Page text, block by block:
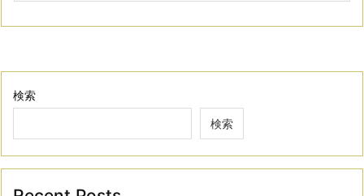
検索
検索